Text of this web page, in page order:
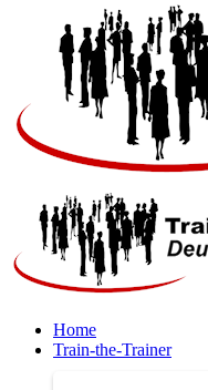
Home
Train-the-Trainer